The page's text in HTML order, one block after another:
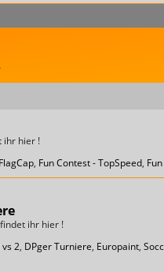
ihr hier !
, Fun Contest - TopSpeed,
ihr hier !
vs 2, DPger Turniere, Europaint,